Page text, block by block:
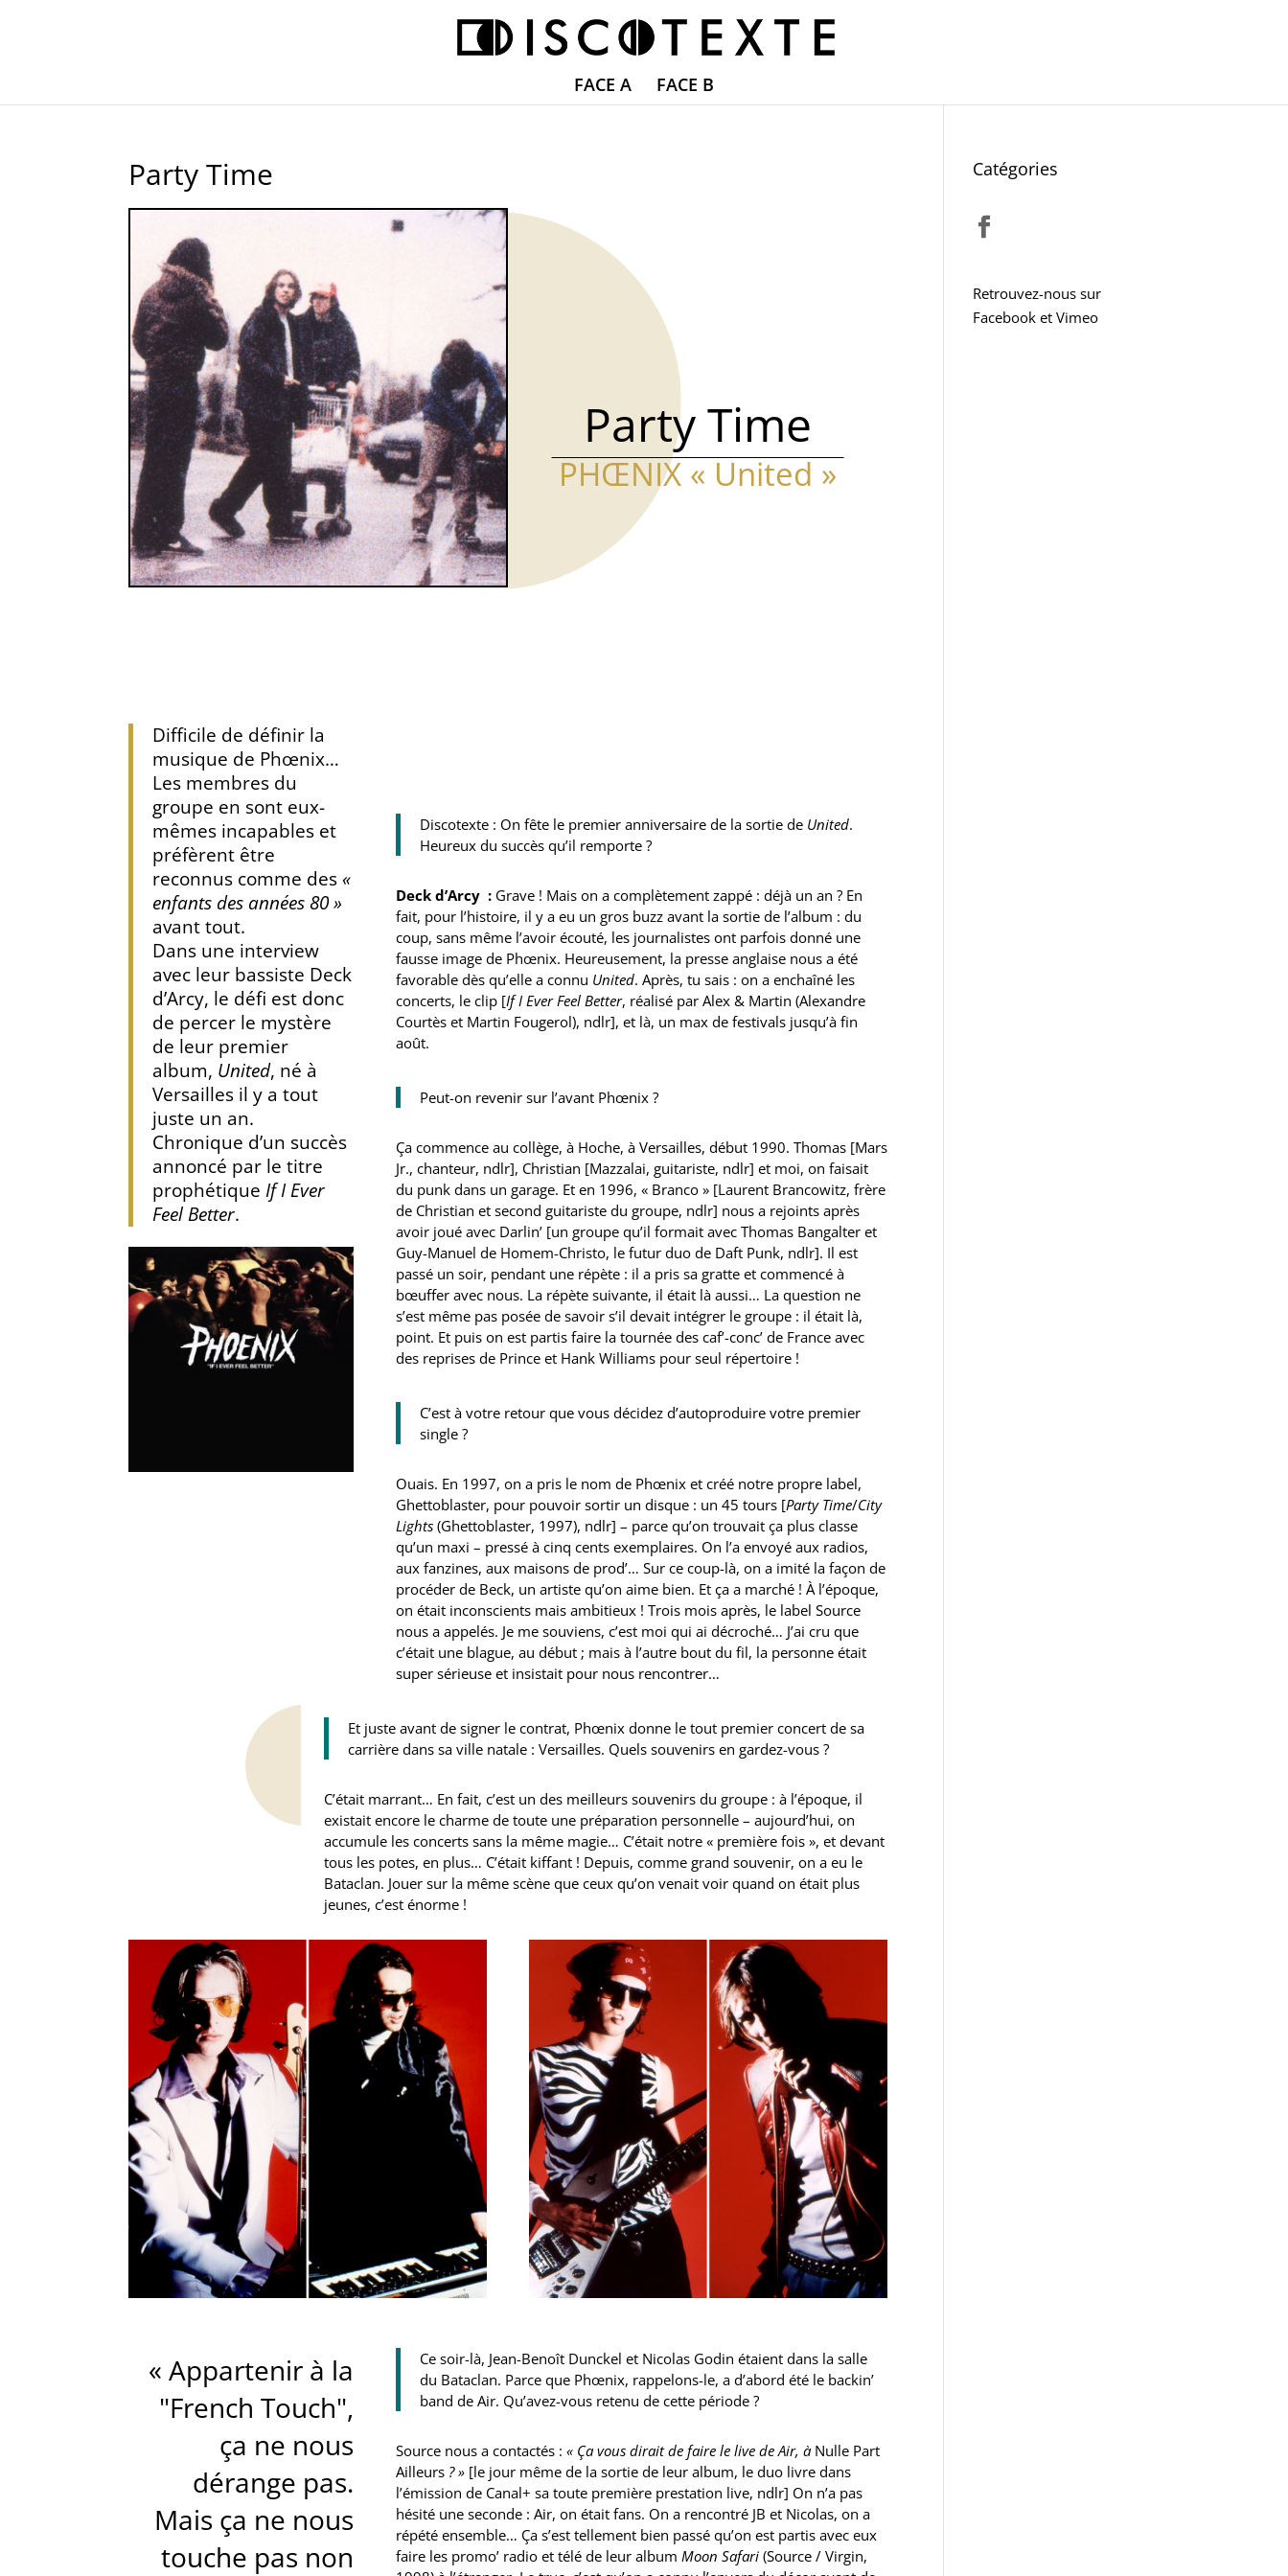
FACE A FACE B
Party Time
Party Time
PHŒNIX « United »
Difficile de définir la
musique de Phœnix…
Les membres du
groupe en sont eux-
mêmes incapables et
préfèrent être
reconnus comme des«
enfants des années 80 »
avant tout.
Dans une interview
avec leur bassiste Deck
d’Arcy, le défi est donc
de percer le mystère
de leur premier
album, United, né à
Versailles il y a tout
juste un an.
Chronique d’un succès
annoncé par le titre
prophétiqueIf I Ever
Feel Better.
Discotexte : On fête le premier anniversaire de la sortie de United.
Heureux du succès qu’il remporte ?
Deck d’Arcy :Grave ! Mais on a complètement zappé : déjà un an ? En
fait, pour l’histoire, il y a eu un gros buzz avant la sortie de l’album : du
coup, sans même l’avoir écouté, les journalistes ont parfois donné une
fausse image de Phœnix. Heureusement, la presse anglaise nous a été
favorable dès qu’elle a connu United. Après, tu sais : on a enchaîné les
concerts, le clip [If I Ever Feel Better, réalisé par Alex & Martin (Alexandre
Courtès et Martin Fougerol), ndlr], et là, un max de festivals jusqu’à fin
août.
Peut-on revenir sur l’avant Phœnix ?
Ça commence au collège, à Hoche, à Versailles, début 1990. Thomas [Mars
Jr., chanteur, ndlr], Christian [Mazzalai, guitariste, ndlr] et moi, on faisait
du punk dans un garage. Et en 1996, « Branco » [Laurent Brancowitz, frère
de Christian et second guitariste du groupe, ndlr] nous a rejoints après
avoir joué avec Darlin’ [un groupe qu’il formait avec Thomas Bangalter et
Guy-Manuel de Homem-Christo, le futur duo de Daft Punk, ndlr]. Il est
passé un soir, pendant une répète : il a pris sa gratte et commencé à
bœuffer avec nous. La répète suivante, il était là aussi… La question ne
s’est même pas posée de savoir s’il devait intégrer le groupe : il était là,
point. Et puis on est partis faire la tournée des caf’-conc’ de France avec
des reprises de Prince et Hank Williams pour seul répertoire !
C’est à votre retour que vous décidez d’autoproduire votre premier
single ?
Ouais. En 1997, on a pris le nom de Phœnix et créé notre propre label,
Ghettoblaster, pour pouvoir sortir un disque : un 45 tours [Party Time/City
Lights(Ghettoblaster, 1997), ndlr] – parce qu’on trouvait ça plus classe
qu’un maxi – pressé à cinq cents exemplaires. On l’a envoyé aux radios,
aux fanzines, aux maisons de prod’… Sur ce coup-là, on a imité la façon de
procéder de Beck, un artiste qu’on aime bien. Et ça a marché ! À l’époque,
on était inconscients mais ambitieux ! Trois mois après, le label Source
nous a appelés. Je me souviens, c’est moi qui ai décroché… J’ai cru que
c’était une blague, au début ; mais à l’autre bout du fil, la personne était
super sérieuse et insistait pour nous rencontrer…
Et juste avant de signer le contrat, Phœnix donne le tout premier concert de sa
carrière dans sa ville natale : Versailles. Quels souvenirs en gardez-vous ?
C’était marrant… En fait, c’est un des meilleurs souvenirs du groupe : à l’époque, il
existait encore le charme de toute une préparation personnelle – aujourd’hui, on
accumule les concerts sans la même magie… C’était notre « première fois », et devant
tous les potes, en plus… C’était kiffant ! Depuis, comme grand souvenir, on a eu le
Bataclan. Jouer sur la même scène que ceux qu’on venait voir quand on était plus
jeunes, c’est énorme !
« Appartenir à la
"French Touch",
ça ne nous
dérange pas.
Mais ça ne nous
touche pas non
Ce soir-là, Jean-Benoît Dunckel et Nicolas Godin étaient dans la salle
du Bataclan. Parce que Phœnix, rappelons-le, a d’abord été le backin’
band de Air. Qu’avez-vous retenu de cette période ?
Source nous a contactés : « Ça vous dirait de faire le live de Air, à Nulle Part
Ailleurs? »[le jour même de la sortie de leur album, le duo livre dans
l’émission de Canal+ sa toute première prestation live, ndlr] On n’a pas
hésité une seconde : Air, on était fans. On a rencontré JB et Nicolas, on a
répété ensemble… Ça s’est tellement bien passé qu’on est partis avec eux
faire les promo’ radio et télé de leur album Moon Safari(Source / Virgin,
Catégories
Retrouvez-nous sur
Facebook et Vimeo